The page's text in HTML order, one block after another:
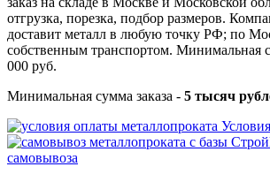
отгрузка, порезка, подбор размеров.
доставит металл в любую точку РФ; по
собственным транспортом. Минимальная
000 руб.
Минимальная сумма заказа - 5 тысяч
самовывоза